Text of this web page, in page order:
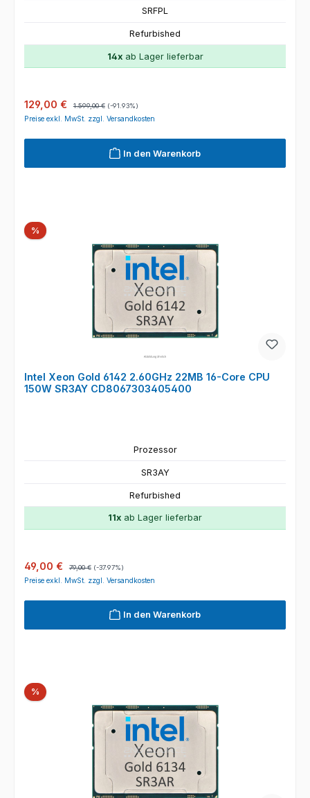
SRFPL
Refurbished
14xab Lager lieferbar
Verkaufspreis:
129,00 € 1.599,00 € (-91.93%)
Preise exkl. MwSt. zzgl. Versandkosten
In den Warenkorb
%Rabatt
Intel Xeon Gold 6142 2.60GHz 22MB 16-Core CPU
150W SR3AY CD8067303405400
Prozessor
SR3AY
Refurbished
11x ab Lager lieferbar
Verkaufspreis:
49,00 € 79,00 € (-37.97%)
Preise exkl. MwSt. zzgl. Versandkosten
In den Warenkorb
%Rabatt